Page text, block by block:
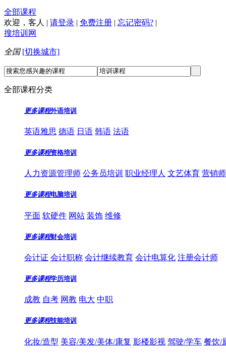
全部课程
欢迎， 客人 | 请登录 | 免费注册 | 忘记密码? |
搜培训网
全国 [切换城市]
全部课程分类
更多课程外语培训
英语雅思 德语 日语 韩语 法语
更多课程资格培训
人力资源管理师 公务员培训 职业经理人 文艺体育 营销
更多课程电脑培训
平面 软硬件 网站 装饰 维修
更多课程财会培训
会计证 会计职称 会计继续教育 会计电算化 注册会计师
更多课程学历培训
成教 自考 网教 电大 中职
更多课程技能培训
化妆/造型 美容/美发/美体/康复 影楼影视 驾驶/学车 餐饮/